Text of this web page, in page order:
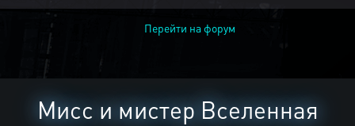
Перейти на форум
Мисс и мистер Вселенная